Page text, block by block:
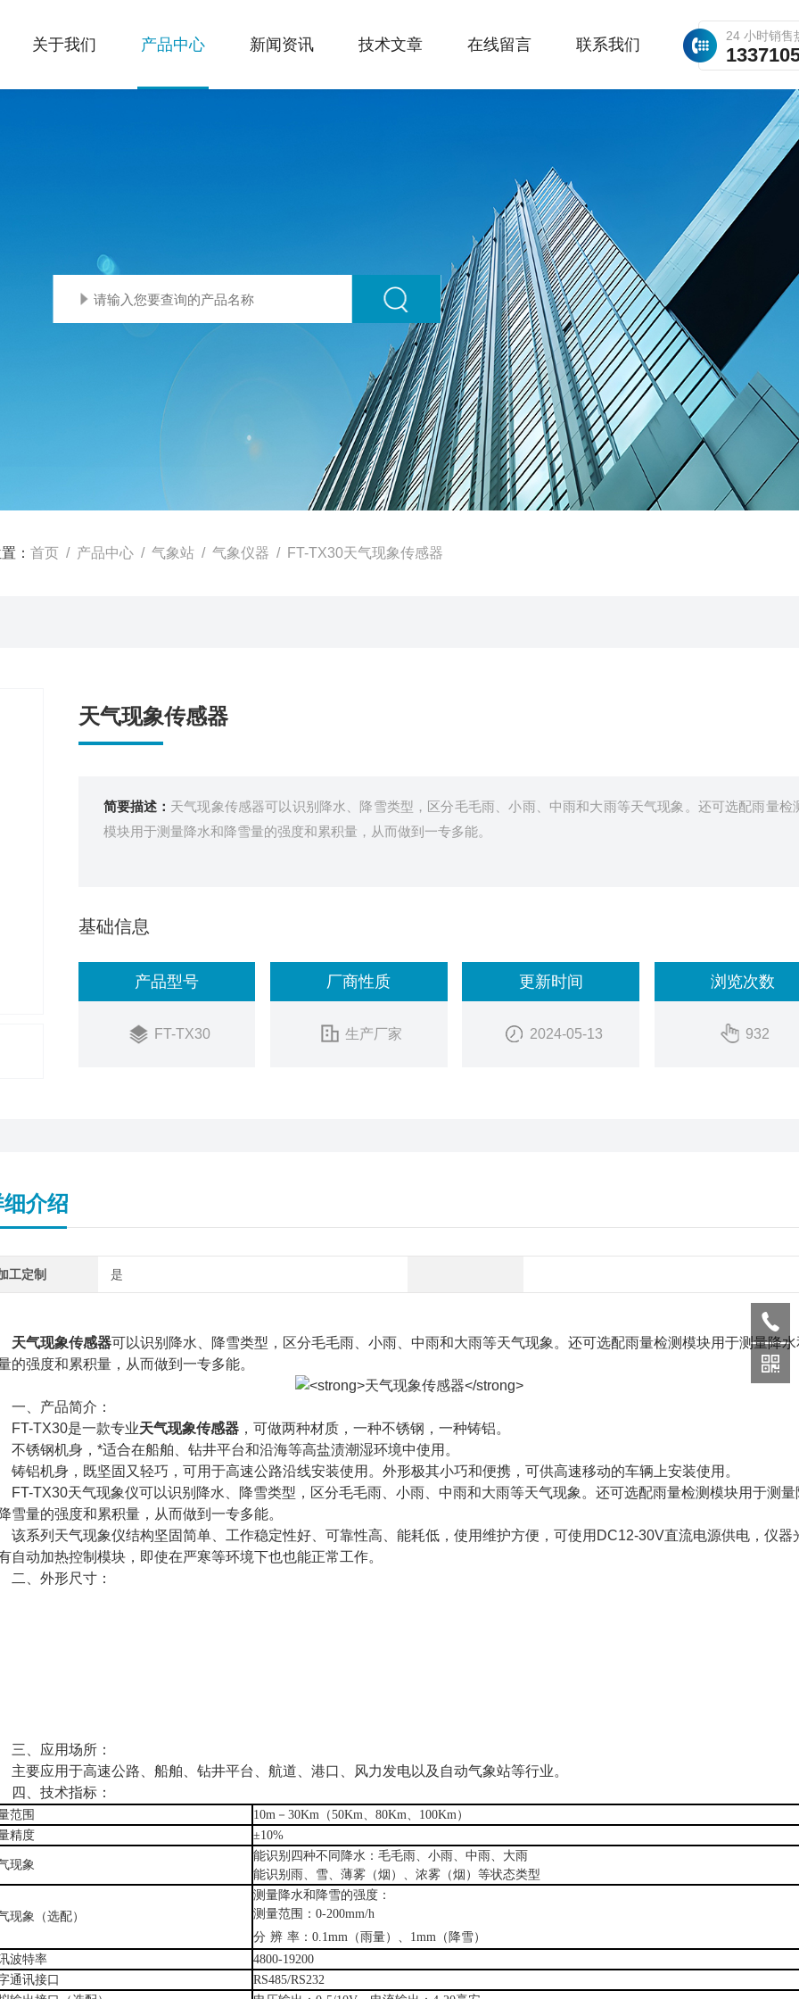
24 小时销售
关于我们 产品中心 新闻资讯 技术文章 在线留言 联系我们
： 首页 / 产品中心 / 气象站 / 气象仪器 / FT-TX30天气现象传感器
天气现象传感器
简要描述： 天气现象传感器可以识别降水、降雪类型，区分毛毛雨、小雨、中雨和大雨等天气现象。还可选配雨量检
模块用于测量降水和降雪量的强度和累积量，从而做到一专多能。
基础信息
产品型号
FT-TX30
厂商性质
生产厂家
更新时间
2024-05-13
浏览次数
932
介绍
工定制 是
天气现象传感器可以识别降水、降雪类型，区分毛毛雨、小雨、中雨和大雨等天气现象。还可选配雨量检测模块用于测量降
的强度和累积量，从而做到一专多能。
产品简介：
TX30是一款专业天气现象传感器 ，可做两种材质，一种不锈钢，一种铸铝。
钢机身，*适合在船舶、钻井平台和沿海等高盐渍潮湿环境中使用。
机身，既坚固又轻巧，可用于高速公路沿线安装使用。外形极其小巧和便携，可供高速移动的车辆上安装使用。
TX30天气现象仪可以识别降水、降雪类型，区分毛毛雨、小雨、中雨和大雨等天气现象。还可选配雨量检测模块用于测量
雪量的强度和累积量，从而做到一专多能。
列天气现象仪结构坚固简单、工作稳定性好、可靠性高、能耗低，使用维护方便，可使用DC12-30V直流电源供电，仪器
自动加热控制模块，即使在严寒等环境下也也能正常工作。
外形尺寸：
应用场所：
应用于高速公路、船舶、钻井平台、航道、港口、风力发电以及自动气象站等行业。
技术指标：
范围
10m－30Km（50Km、80Km、100Km）
精度
±10%
现象
能识别四种不同降水：毛毛雨、小雨、中雨、大雨
能识别雨、雪、薄雾（烟）、浓雾（烟）等状态类型
现象（选配）
测量降水和降雪的强度：
测量范围： 0-200mm/h
分 辨 率： 0.1mm（雨量）、1mm（降雪）
波特率
4800-19200
通讯接口
RS485/RS232